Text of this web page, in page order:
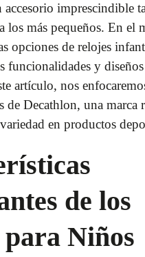
imprescindible
los más pequeños. En el
opciones de relojes
funcionalidades y diseños
artículo, nos
de Decathlon, una marca
en productos
de los
Niños